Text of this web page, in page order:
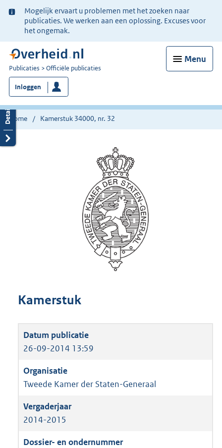
Ter
informatie:
Mogelijk ervaart u problemen met het zoeken naar
publicaties. We werken aan een oplossing. Excuses voor
het ongemak.
Menu
U
bent
nu
hier:
Publicaties Officiële publicaties
Inloggen
Home Kamerstuk 34000, nr. 32
Kamerstuk
26-09-2014 13:59
Tweede Kamer der Staten-Generaal
2014-2015